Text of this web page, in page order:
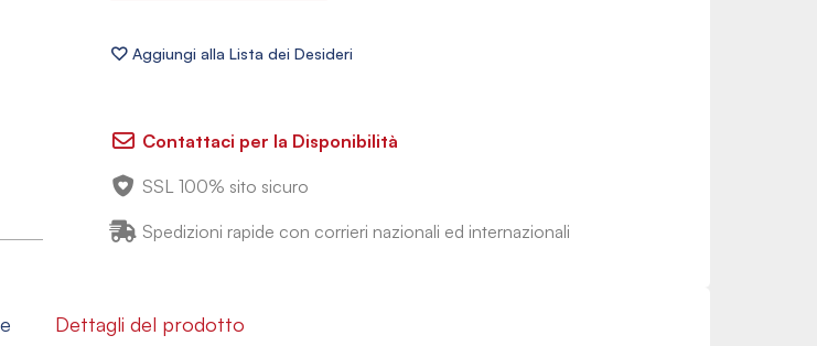
Contattaci per la Disponibilità
SSL 100% sito sicuro
Spedizioni rapide con corrieri nazionali ed internazionali
Dettagli del prodotto